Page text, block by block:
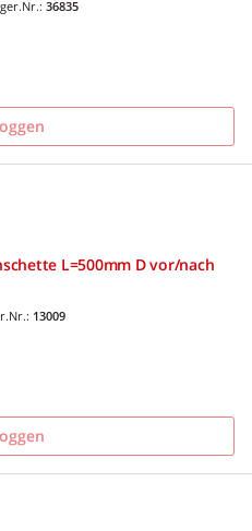
36835
L=500mm D vor/nach
13009